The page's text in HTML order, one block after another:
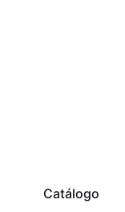
Catálogo